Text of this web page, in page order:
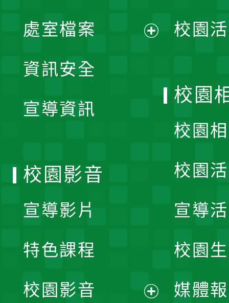
單
處室檔案
資訊安全
宣導資訊
校園
校園
校園
校園
宣導
校園
媒體
校園影音
宣導影片
特色課程
校園影音